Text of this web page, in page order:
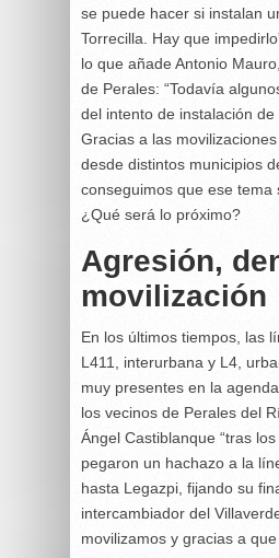
se puede hacer si instalan
Torrecilla. Hay que
lo que añade Antonio
de Perales: “Todavía
del intento de instalación
Gracias a las
desde distintos municipios
conseguimos que ese tema
¿Qué será lo próximo?
Agresión,
movilización
En los últimos tiempos, las
L411, interurbana y L4,
muy presentes en la
los vecinos de Perales del
Ángel Castiblanque “tras
pegaron un hachazo a la
hasta Legazpi, fijando su
intercambiador del
movilizamos y gracias a